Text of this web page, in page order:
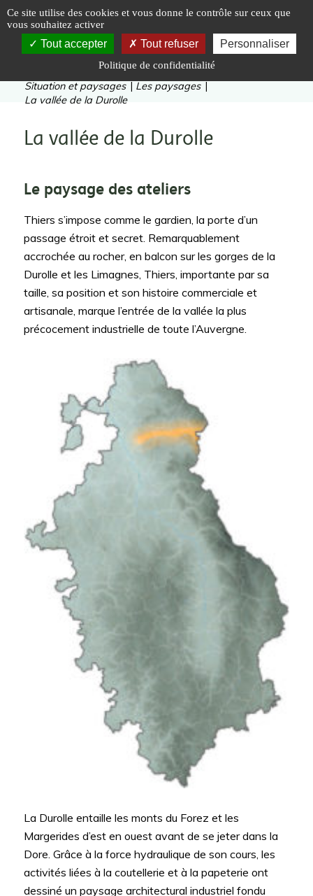
Accueil | Le Livradois-Forez
Situation et paysages | Les paysages |
La vallée de la Durolle
La vallée de la Durolle
Le paysage des ateliers
Thiers s’impose comme le gardien, la porte d’un
passage étroit et secret. Remarquablement
accrochée au rocher, en balcon sur les gorges de la
Durolle et les Limagnes, Thiers, importante par sa
taille, sa position et son histoire commerciale et
artisanale, marque l’entrée de la vallée la plus
précocement industrielle de toute l’Auvergne.
La Durolle entaille les monts du Forez et les
Margerides d’est en ouest avant de se jeter dans la
Dore. Grâce à la force hydraulique de son cours, les
activités liées à la coutellerie et à la papeterie ont
dessiné un paysage architectural industriel fondu
Panneau de gestion des cookies
Ce site utilise des cookies et vous donne le contrôle sur ceux que
vous souhaitez activer
Tout accepter Tout refuser Personnaliser
Politique de confidentialité